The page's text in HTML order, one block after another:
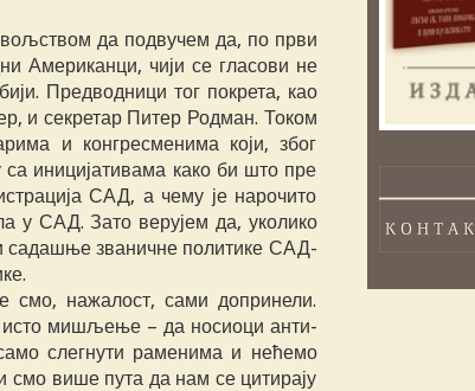
да подвучем да, по први
Американци, чији се гласови не
Предводници тог покрета, као
и секретар Питер Родман. Током
и конгресменима који, због
са иницијативама како би што пре
САД, а чему је нарочито
у САД. Зато верујем да, уколико
садашње званичне политике САД-
смо, нажалост, сами допринели.
исто мишљење – да носиоци анти-
слегнути раменима и нећемо
смо више пута да нам се цитирају